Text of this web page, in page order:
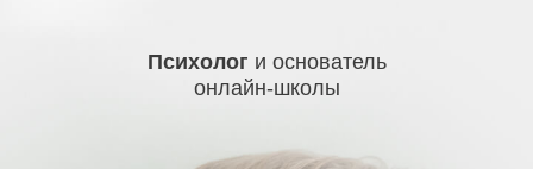
Психолог и основатель
онлайн-школы